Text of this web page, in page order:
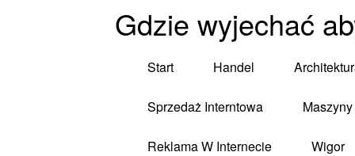
Gdzie wyjechać
Start Handel
Sprzedaż Interntowa
Reklama W Internecie Wigor